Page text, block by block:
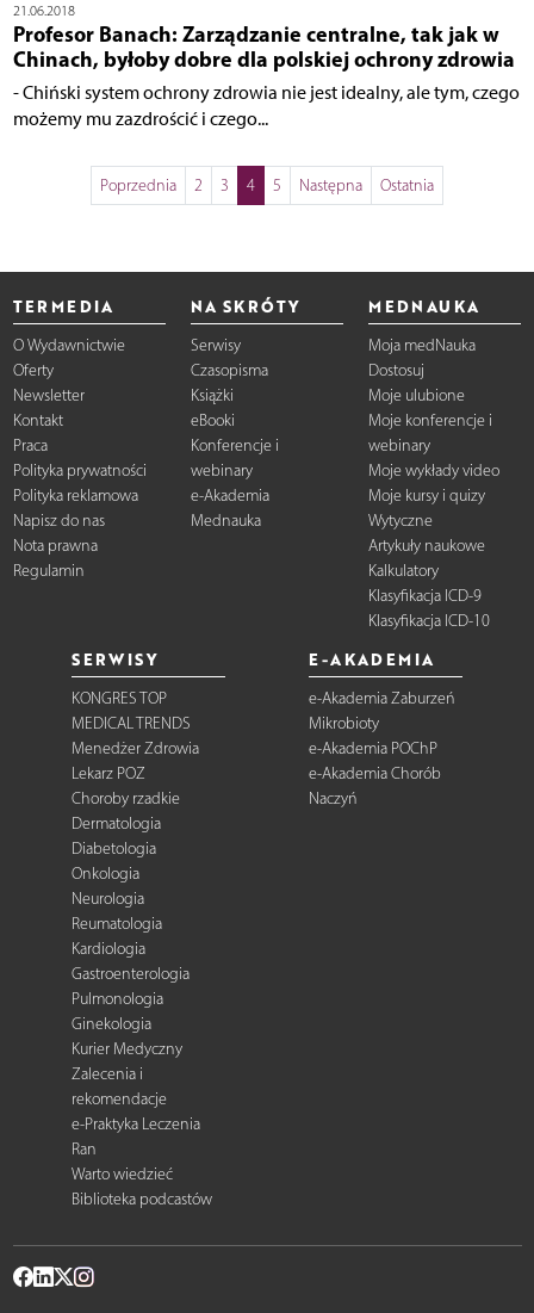
21.06.2018
Profesor Banach: Zarządzanie centralne, tak jak w
Chinach, byłoby dobre dla polskiej ochrony zdrowia
- Chiński system ochrony zdrowia nie jest idealny, ale tym, czego
możemy mu zazdrościć i czego...
Poprzednia 2 3 4 5 Następna Ostatnia
TERMEDIA
O Wydawnictwie
Oferty
Newsletter
Kontakt
Praca
Polityka prywatności
Polityka reklamowa
Napisz do nas
Nota prawna
Regulamin
NA SKRÓTY
Serwisy
Czasopisma
Książki
eBooki
Konferencje i
webinary
e-Akademia
Mednauka
MEDNAUKA
Moja medNauka
Dostosuj
Moje ulubione
Moje konferencje i
webinary
Moje wykłady video
Moje kursy i quizy
Wytyczne
Artykuły naukowe
Kalkulatory
Klasyfikacja ICD-9
Klasyfikacja ICD-10
SERWISY
KONGRES TOP
MEDICAL TRENDS
Menedżer Zdrowia
Lekarz POZ
Choroby rzadkie
Dermatologia
Diabetologia
Onkologia
Neurologia
Reumatologia
Kardiologia
Gastroenterologia
Pulmonologia
Ginekologia
Kurier Medyczny
Zalecenia i
rekomendacje
e-Praktyka Leczenia
Ran
Warto wiedzieć
Biblioteka podcastów
E-AKADEMIA
e-Akademia Zaburzeń
Mikrobioty
e-Akademia POChP
e-Akademia Chorób
Naczyń